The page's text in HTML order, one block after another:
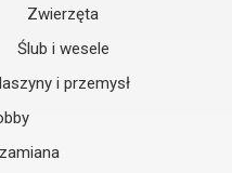
Zwierzęta
Ślub i wesele
i przemysł